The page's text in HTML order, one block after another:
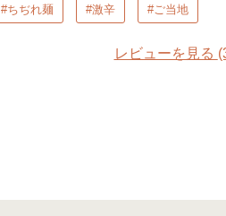
#ちぢれ麺 #激辛 #ご当地
レビューを見る